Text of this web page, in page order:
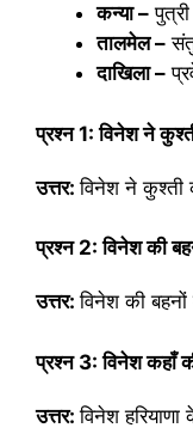
कन्या – पुत्री
तालमेल –
दाखिला –
प्रश्न1:विनेश ने
उत्तर: विनेश ने कुश्ती
प्रश्न 2:विनेश की
उत्तर: विनेश की बहनों
प्रश्न 3:विनेश कहाँ
उत्तर: विनेश हरियाणा